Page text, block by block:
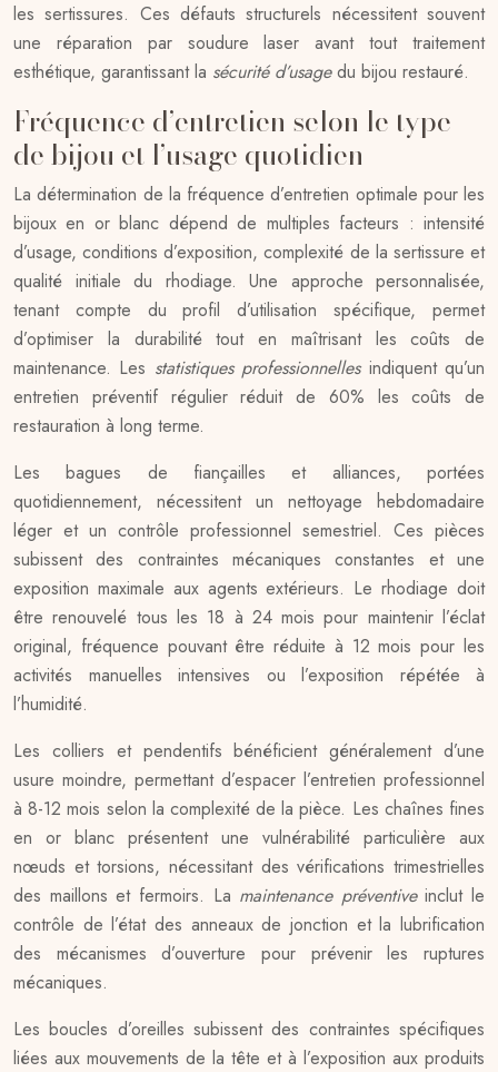
les sertissures. Ces défauts structurels nécessitent souvent
une réparation par soudure laser avant tout traitement
esthétique, garantissant la sécurité d’usagedu bijou restauré.
Fréquence d’entretien selon le type
de bijou et l’usage quotidien
La détermination de la fréquence d’entretien optimale pour les
bijoux en or blanc dépend de multiples facteurs : intensité
d’usage, conditions d’exposition, complexité de la sertissure et
qualité initiale du rhodiage. Une approche personnalisée,
tenant compte du profil d’utilisation spécifique, permet
d’optimiser la durabilité tout en maîtrisant les coûts de
maintenance. Les statistiques professionnelles indiquent qu’un
entretien préventif régulier réduit de 60% les coûts de
restauration à long terme.
Les bagues de fiançailles et alliances, portées
quotidiennement, nécessitent un nettoyage hebdomadaire
léger et un contrôle professionnel semestriel. Ces pièces
subissent des contraintes mécaniques constantes et une
exposition maximale aux agents extérieurs. Le rhodiage doit
être renouvelé tous les 18 à 24 mois pour maintenir l’éclat
original, fréquence pouvant être réduite à 12 mois pour les
activités manuelles intensives ou l’exposition répétée à
l’humidité.
Les colliers et pendentifs bénéficient généralement d’une
usure moindre, permettant d’espacer l’entretien professionnel
à 8-12 mois selon la complexité de la pièce. Les chaînes fines
en or blanc présentent une vulnérabilité particulière aux
nœuds et torsions, nécessitant des vérifications trimestrielles
des maillons et fermoirs. La maintenance préventiveinclut le
contrôle de l’état des anneaux de jonction et la lubrification
des mécanismes d’ouverture pour prévenir les ruptures
mécaniques.
Les boucles d’oreilles subissent des contraintes spécifiques
liées aux mouvements de la tête et à l’exposition aux produits